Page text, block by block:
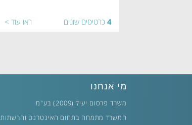
4 כרטיסים שונים ראו עוד >
מי אנחנו
משרד פרסום יעיל (2009) בע"מ
המשרד מתמחה בתחום האינטרנט והרשתות